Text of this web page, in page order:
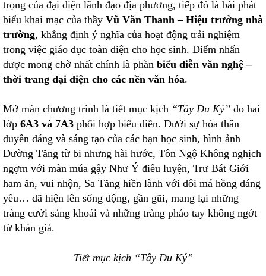
trọng của đại diện lãnh đạo địa phương, tiếp đó là bài phát
biểu khai mạc của thầy Vũ Văn Thanh – Hiệu trưởng nhà
trường, khẳng định ý nghĩa của hoạt động trải nghiệm
trong việc giáo dục toàn diện cho học sinh. Điểm nhấn
được mong chờ nhất chính là phần biểu diễn văn nghệ –
thời trang đại diện cho các nền văn hóa.
Mở màn chương trình là tiết mục kịch “Tây Du Ký” do hai
lớp 6A3 và 7A3 phối hợp biểu diễn. Dưới sự hóa thân
duyên dáng và sáng tạo của các bạn học sinh, hình ảnh
Đường Tăng từ bi nhưng hài hước, Tôn Ngộ Không nghịch
ngợm với màn múa gậy Như Ý điêu luyện, Trư Bát Giới
ham ăn, vui nhộn, Sa Tăng hiền lành với đôi má hồng đáng
yêu… đã hiện lên sống động, gần gũi, mang lại những
tràng cười sảng khoái và những tràng pháo tay không ngớt
từ khán giả.
Tiết mục kịch “Tây Du Ký”